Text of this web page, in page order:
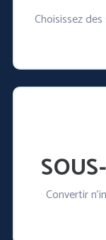
Choisissez
Convertir